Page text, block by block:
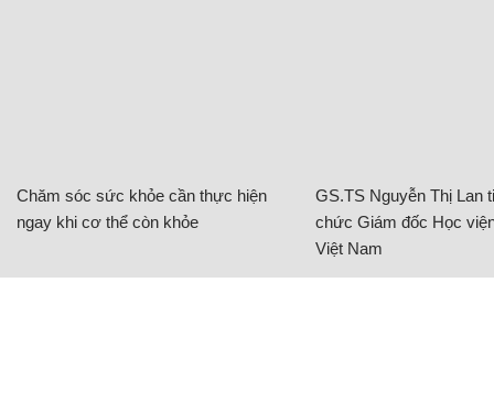
Chăm sóc sức khỏe cần thực hiện
ngay khi cơ thể còn khỏe
GS.TS Nguyễn Thị Lan
chức Giám đốc Học
Việt Nam